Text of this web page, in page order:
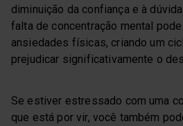
diminuição da confiança e à
falta de concentração mental
ansiedades físicas, criando um
prejudicar significativamente o
Se estiver estressado com uma
que está por vir, você também